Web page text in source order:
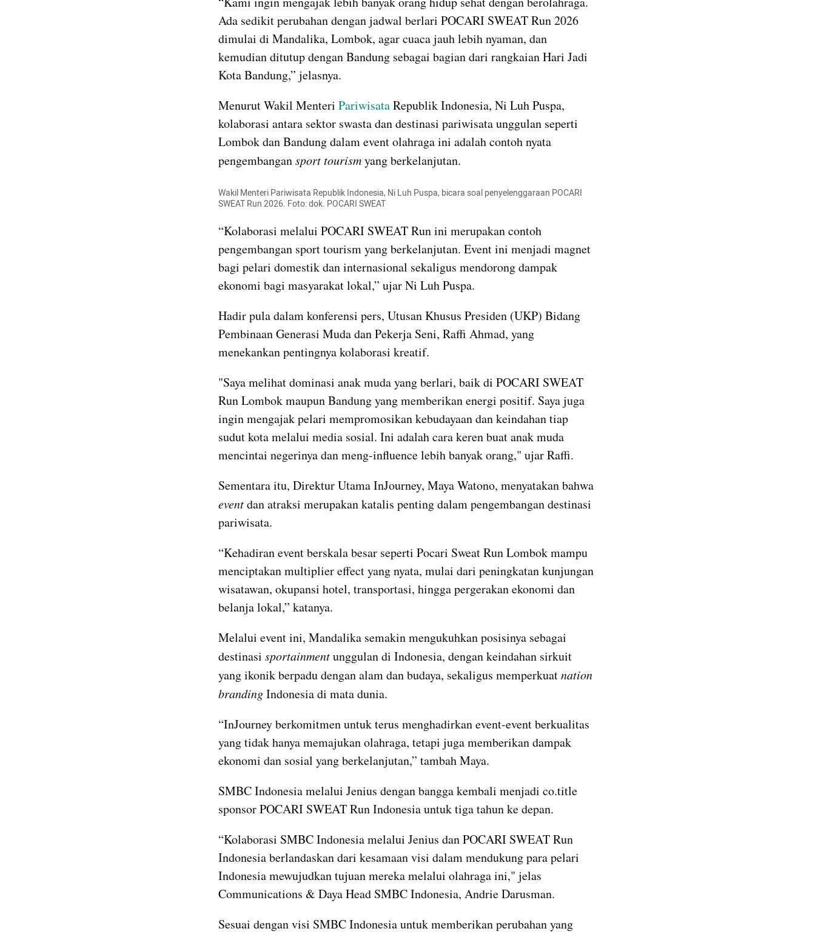
Ada sedikit perubahan dengan jadwal berlari POCARI SWEAT Run 2026
dimulai di Mandalika, Lombok, agar cuaca jauh lebih nyaman, dan
kemudian ditutup dengan Bandung sebagai bagian dari rangkaian Hari Jadi
Kota Bandung,” jelasnya.
Menurut Wakil Menteri Pariwisata Republik Indonesia, Ni Luh Puspa,
kolaborasi antara sektor swasta dan destinasi pariwisata unggulan seperti
Lombok dan Bandung dalam event olahraga ini adalah contoh nyata
pengembangan sport tourism yang berkelanjutan.
Wakil Menteri Pariwisata Republik Indonesia, Ni Luh Puspa, bicara soal penyelenggaraan POCARI
SWEAT Run 2026. Foto: dok. POCARI SWEAT
“Kolaborasi melalui POCARI SWEAT Run ini merupakan contoh
pengembangan sport tourism yang berkelanjutan. Event ini menjadi magnet
bagi pelari domestik dan internasional sekaligus mendorong dampak
ekonomi bagi masyarakat lokal,” ujar Ni Luh Puspa.
Hadir pula dalam konferensi pers, Utusan Khusus Presiden (UKP) Bidang
Pembinaan Generasi Muda dan Pekerja Seni, Raffi Ahmad, yang
menekankan pentingnya kolaborasi kreatif.
"Saya melihat dominasi anak muda yang berlari, baik di POCARI SWEAT
Run Lombok maupun Bandung yang memberikan energi positif. Saya juga
ingin mengajak pelari mempromosikan kebudayaan dan keindahan tiap
sudut kota melalui media sosial. Ini adalah cara keren buat anak muda
mencintai negerinya dan meng-influence lebih banyak orang," ujar Raffi.
event dan atraksi merupakan katalis penting dalam pengembangan destinasi
pariwisata.
“Kehadiran event berskala besar seperti Pocari Sweat Run Lombok mampu
menciptakan multiplier effect yang nyata, mulai dari peningkatan kunjungan
wisatawan, okupansi hotel, transportasi, hingga pergerakan ekonomi dan
belanja lokal,” katanya.
Melalui event ini, Mandalika semakin mengukuhkan posisinya sebagai
destinasi sportainment unggulan di Indonesia, dengan keindahan sirkuit
yang ikonik berpadu dengan alam dan budaya, sekaligus memperkuat nation
branding Indonesia di mata dunia.
“InJourney berkomitmen untuk terus menghadirkan event-event berkualitas
yang tidak hanya memajukan olahraga, tetapi juga memberikan dampak
ekonomi dan sosial yang berkelanjutan,” tambah Maya.
SMBC Indonesia melalui Jenius dengan bangga kembali menjadi co.title
sponsor POCARI SWEAT Run Indonesia untuk tiga tahun ke depan.
“Kolaborasi SMBC Indonesia melalui Jenius dan POCARI SWEAT Run
Indonesia berlandaskan dari kesamaan visi dalam mendukung para pelari
Indonesia mewujudkan tujuan mereka melalui olahraga ini," jelas
Communications & Daya Head SMBC Indonesia, Andrie Darusman.
Sesuai dengan visi SMBC Indonesia untuk memberikan perubahan yang